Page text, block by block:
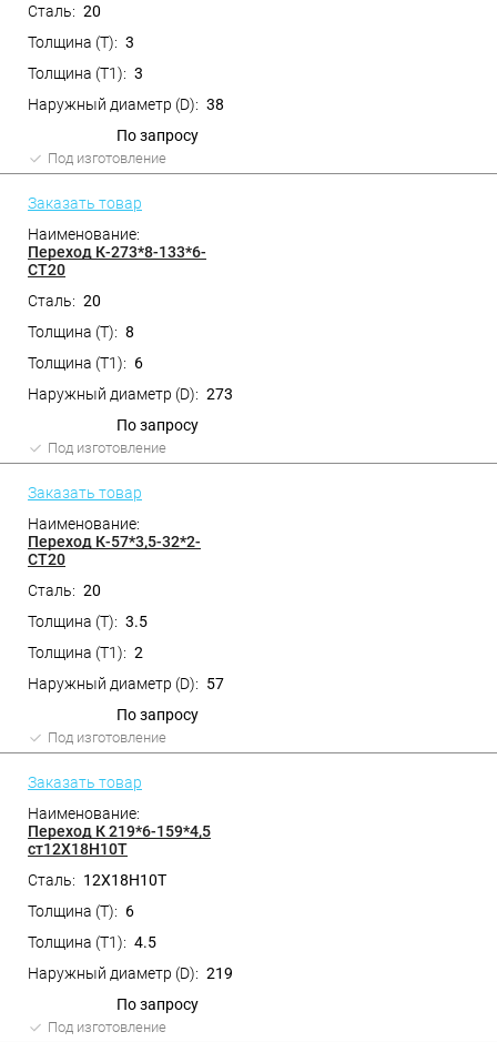
20
3
3
38
По запросу
Под изготовление
Заказать товар
Переход К-273*8-133*6-
СТ20
20
8
6
273
По запросу
Под изготовление
Заказать товар
Переход К-57*3,5-32*2-
СТ20
20
3.5
2
57
По запросу
Под изготовление
Заказать товар
Переход К 219*6-159*4,5
ст12Х18Н10Т
12Х18Н10Т
6
4.5
219
По запросу
Под изготовление